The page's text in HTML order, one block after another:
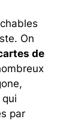
On
de
qui
par